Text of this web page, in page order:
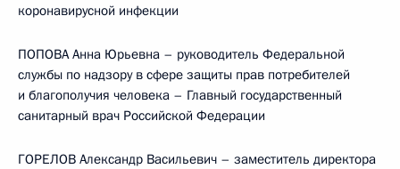
коронавирусной инфекции
ПОПОВА Анна Юрьевна – руководитель Федеральной
службы по надзору в сфере защиты прав потребителей
и благополучия человека – Главный государственный
санитарный врач Российской Федерации
ГОРЕЛОВ Александр Васильевич – заместитель директора